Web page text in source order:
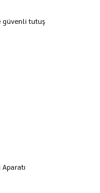
güvenli tutuş